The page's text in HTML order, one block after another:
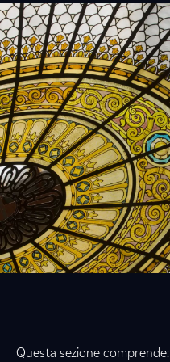
Questa sezione comprende: